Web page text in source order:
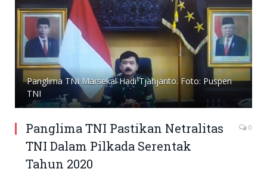
Panglima TNI Marsekal Hadi Tjahjanto. Foto: Puspen
TNI
Panglima TNI Pastikan Netralitas
TNI Dalam Pilkada Serentak
Tahun 2020
0